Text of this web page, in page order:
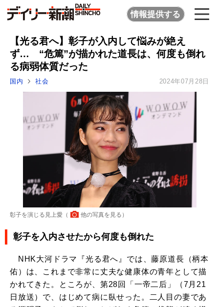
情報提供する
【光る君へ】彰子が入内して悩みが絶え
ず… “危篤”が描かれた道長は、何度も倒れ
る病弱体質だった
国内 社会 2024年07月28日
彰子を演じる見上愛（ 他の写真を見る ）
彰子を入内させたから何度も倒れた
NHK大河ドラマ『光る君へ』では、藤原道長（柄本
佑）は、これまで非常に丈夫な健康体の青年として描
かれてきた。ところが、第28回「一帝二后」（7月21
日放送）で、はじめて病に臥せった。二人目の妻であ